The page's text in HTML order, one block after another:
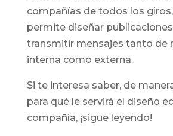
compañías de todos los
permite diseñar
transmitir mensajes tanto de
interna como externa.
Si te interesa saber, de
para qué le servirá el diseño
compañía, ¡sigue leyendo!